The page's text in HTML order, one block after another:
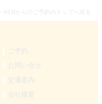
＞WEBからのご予約のトップへ戻る
ご予約
お問い合せ
交通案内
会社概要